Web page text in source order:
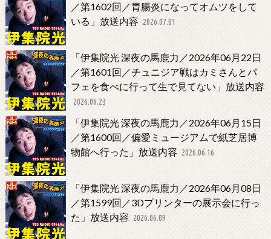
／第1602回／胃腸炎になってオムツをして
いる」放送内容 2026.07.01
「伊集院光 深夜の馬鹿力／2026年06月22日
／第1601回／チュニジア戦はカミさんとパ
フェを食べに行って生で見てない」放送内容
2026.06.23
「伊集院光 深夜の馬鹿力／2026年06月15日
／第1600回／偏愛ミュージアムで紙芝居博
物館へ行った」放送内容 2026.06.16
「伊集院光 深夜の馬鹿力／2026年06月08日
／第1599回／3Dプリンターの展示会に行っ
た」放送内容 2026.06.09